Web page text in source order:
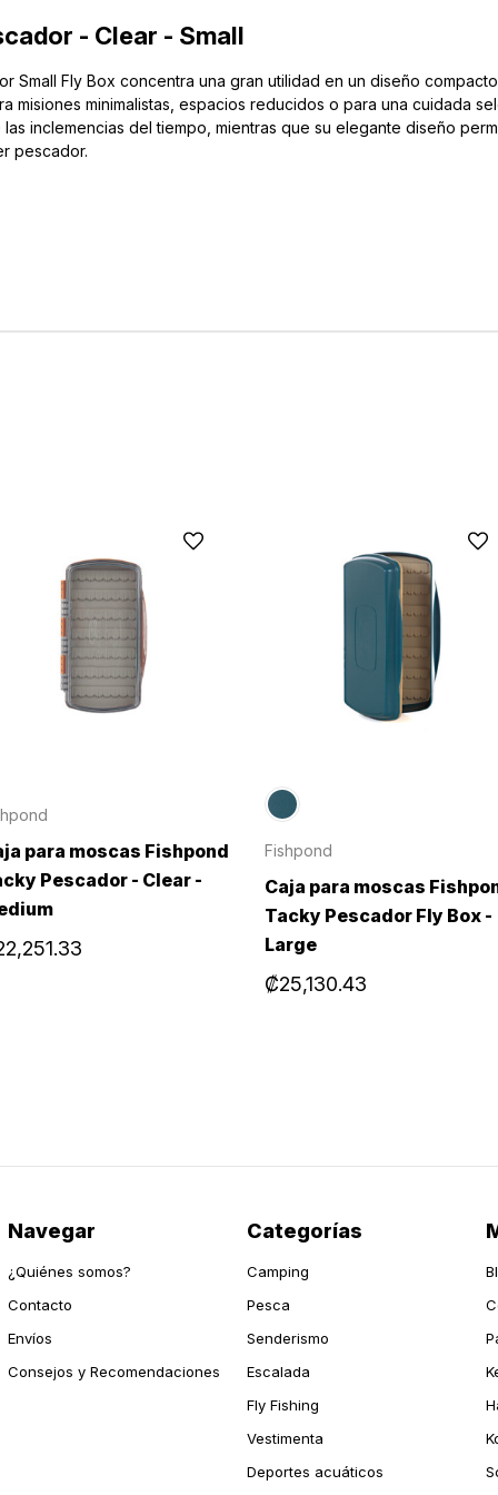
- Clear - Small
Small Fly Box concentra una gran utilidad en un diseño
misiones minimalistas, espacios reducidos o para una cuidada
inclemencias del tiempo, mientras que su elegante diseño
pescador.
para moscas Fishpond
Pescador - Clear -
Fishpond
Caja para moscas
Tacky Pescador Fly Box -
Large
₡25,130.43
Navegar
¿Quiénes somos?
Contacto
Envíos
Consejos y Recomendaciones
Categorías
Camping
Pesca
Senderismo
Escalada
Fly Fishing
Vestimenta
Deportes acuáticos